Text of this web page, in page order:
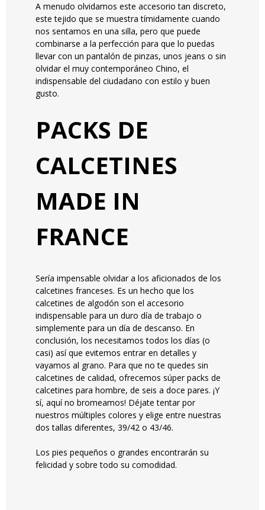
A menudo olvidamos este accesorio tan discreto,
este tejido que se muestra tímidamente cuando
nos sentamos en una silla, pero que puede
combinarse a la perfección para que lo puedas
llevar con un pantalón de pinzas, unos jeans o sin
olvidar el muy contemporáneo Chino, el
indispensable del ciudadano con estilo y buen
gusto.
PACKS DE
CALCETINES
MADE IN
FRANCE
Sería impensable olvidar a los aficionados de los
calcetines franceses. Es un hecho que los
calcetines de algodón son el accesorio
indispensable para un duro día de trabajo o
simplemente para un día de descanso. En
conclusión, los necesitamos todos los días (o
casi) así que evitemos entrar en detalles y
vayamos al grano. Para que no te quedes sin
calcetines de calidad, ofrecemos súper packs de
calcetines para hombre, de seis a doce pares. ¡Y
sí, aquí no bromeamos! Déjate tentar por
nuestros múltiples colores y elige entre nuestras
dos tallas diferentes, 39/42 o 43/46.
Los pies pequeños o grandes encontrarán su
felicidad y sobre todo su comodidad.